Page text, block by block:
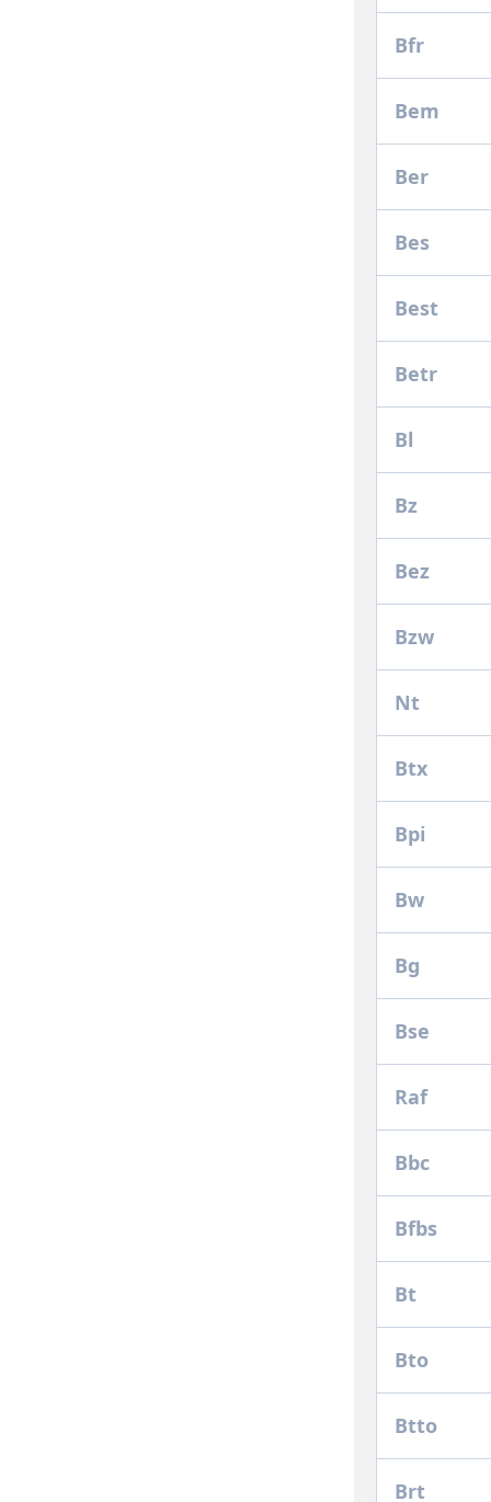
Bfr
Bem
Ber
Bes
Best
Betr
Bl
Bz
Bez
Bzw
Nt
Btx
Bpi
Bw
Bg
Bse
Raf
Bbc
Bfbs
Bt
Bto
Btto
Brt